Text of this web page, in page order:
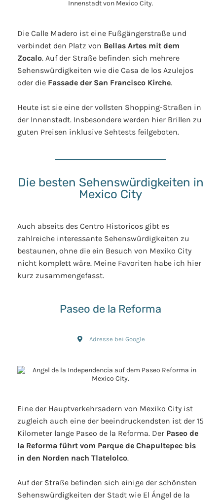
Die Calle Madero ist eine Fußgängerstraße und
verbindet den Platz von Bellas Artes mit dem
Zocalo. Auf der Straße befinden sich mehrere
Sehenswürdigkeiten wie die Casa de los Azulejos
oder die Fassade der San Francisco Kirche.
Heute ist sie eine der vollsten Shopping-Straßen in
der Innenstadt. Insbesondere werden hier Brillen zu
guten Preisen inklusive Sehtests feilgeboten.
Die besten Sehenswürdigkeiten in
Mexico City
Auch abseits des Centro Historicos gibt es
zahlreiche interessante Sehenswürdigkeiten zu
bestaunen, ohne die ein Besuch von Mexiko City
nicht komplett wäre. Meine Favoriten habe ich hier
kurz zusammengefasst.
Paseo de la Reforma
Adresse bei Google
Eine der Hauptverkehrsadern von Mexiko City ist
zugleich auch eine der beeindruckendsten ist der 15
Kilometer lange Paseo de la Reforma. Der Paseo de
la Reforma führt vom Parque de Chapultepec bis
in den Norden nach Tlatelolco.
Auf der Straße befinden sich einige der schönsten
Sehenswürdigkeiten der Stadt wie El Ángel de la